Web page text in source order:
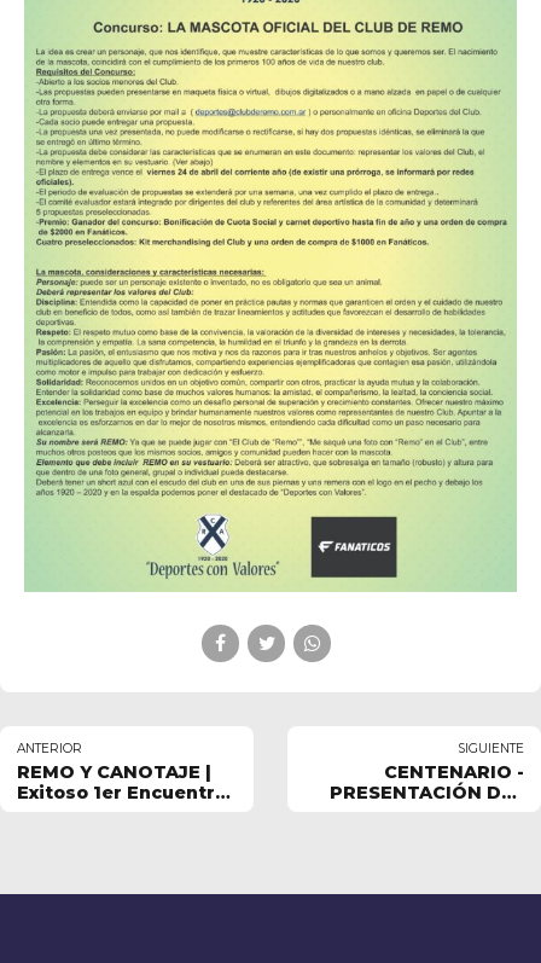
ANTERIOR
REMO Y CANOTAJE |
Exitoso 1er Encuentro
SIGUIENTE
CENTENARIO -
PRESENTACIÓN DEL